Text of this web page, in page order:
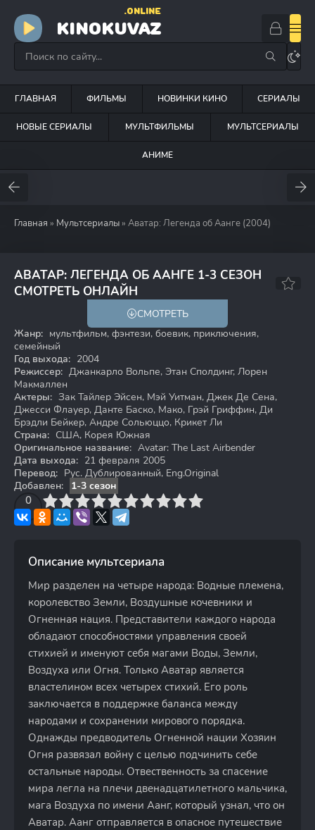
KINOKUVAZ
.ONLINE
ГЛАВНАЯ ФИЛЬМЫ НОВИНКИ КИНО СЕРИАЛЫ
НОВЫЕ СЕРИАЛЫ МУЛЬТФИЛЬМЫ МУЛЬТСЕРИАЛЫ
АНИМЕ
Главная » Мультсериалы » Аватар: Легенда об Аанге (2004)
АВАТАР: ЛЕГЕНДА ОБ ААНГЕ 1-3 СЕЗОН
СМОТРЕТЬ ОНЛАЙН
8.6
СМОТРЕТЬ
Жанр: мультфильм, фэнтези, боевик, приключения,
семейный
Год выхода: 2004
Режиссер: Джанкарло Вольпе, Этан Сполдинг, Лорен
Макмаллен
Актеры: Зак Тайлер Эйсен, Мэй Уитман, Джек Де Сена,
Джесси Флауер, Данте Баско, Мако, Грэй Гриффин, Ди
Брэдли Бейкер, Андре Сольюццо, Крикет Ли
Страна: США, Корея Южная
Оригинальное название: Avatar: The Last Airbender
Дата выхода: 21 февраля 2005
Перевод: Рус. Дублированный, Eng.Original
Добавлен:
1-3 сезон
0
4 6 7 8 9 10
Описание мультсериала
Мир разделен на четыре народа: Водные племена,
королевство Земли, Воздушные кочевники и
Огненная нация. Представители каждого народа
обладают способностями управления своей
стихией и именуют себя магами Воды, Земли,
Воздуха или Огня. Только Аватар является
властелином всех четырех стихий. Его роль
заключается в поддержке баланса между
народами и сохранении мирового порядка.
Однажды предводитель Огненной нации Хозяин
Огня развязал войну с целью подчинить себе
остальные народы. Отвественность за спасение
мира легла на плечи двенадцатилетного мальчика,
мага Воздуха по имени Аанг, который узнал, что он
Аватар. Аанг отправляется в опасное путешествие